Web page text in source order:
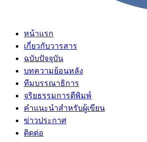
หน้าแรก
เกี่ยวกับวารสาร
ฉบับปัจจุบัน
บทความย้อนหลัง
ทีมบรรณาธิการ
จริยธรรมการตีพิมพ์
คำแนะนำสำหรับผู้เขียน
ข่าวประกาศ
ติดต่อ